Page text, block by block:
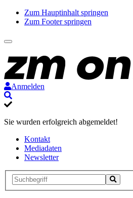
Zum Hauptinhalt springen
Zum Footer springen
Anmelden
Sie wurden erfolgreich abgemeldet!
Kontakt
Mediadaten
Newsletter
Suche
Suche
starten